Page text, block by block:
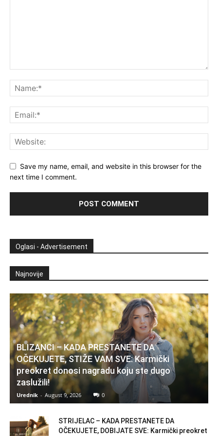
Save my name, email, and website in this browser for the
next time I comment.
Oglasi - Advertisement
Najnovije
BLIZANCI – KADA PRESTANETE DA
OČEKUJETE, STIŽE VAM SVE: Karmički
preokret donosi nagradu koju ste dugo
zaslužili!
Urednik - August 9, 2026 0
STRIJELAC – KADA PRESTANETE DA
OČEKUJETE, DOBIJATE SVE: Karmički preokret